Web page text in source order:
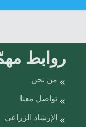
روابط
من نحن
تواصل معنا
الإرشاد الزراعي